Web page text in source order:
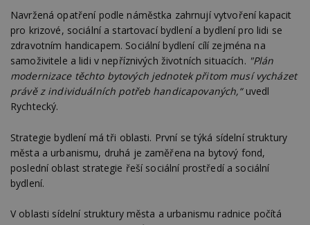
Navržená opatření podle náměstka zahrnují vytvoření kapacit
pro krizové, sociální a startovací bydlení a bydlení pro lidi se
zdravotním handicapem. Sociální bydlení cílí zejména na
samoživitele a lidi v nepříznivých životních situacích. "Plán
modernizace těchto bytových jednotek přitom musí vycházet
právě z individuálních potřeb handicapovaných,“uvedl
Rychtecký.
Strategie bydlení má tři oblasti. První se týká sídelní struktury
města a urbanismu, druhá je zaměřena na bytový fond,
poslední oblast strategie řeší sociální prostředí a sociální
bydlení.
V oblasti sídelní struktury města a urbanismu radnice počítá